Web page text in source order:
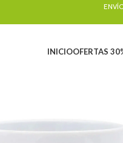
INICIOOFERTAS